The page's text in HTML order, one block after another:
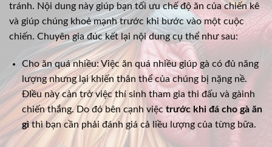
tránh. Nội dung này giúp bạn tối ưu chế độ ăn của chiến kê
và giúp chúng khoẻ mạnh trước khi bước vào một cuộc
chiến. Chuyên gia đúc kết lại nội dung cụ thể như sau:
Cho ăn quá nhiều: Việc ăn quá nhiều giúp gà có đủ năng
lượng nhưng lại khiến thân thể của chúng bị nặng nề.
ĐIều này cản trở việc thí sinh tham gia thi đấu và gàinh
chiến thắng. Do đó bên cạnh việctrước khi đá cho gà ăn
gìthì bạn cần phải đánh giá cả liều lượng của từng bữa.